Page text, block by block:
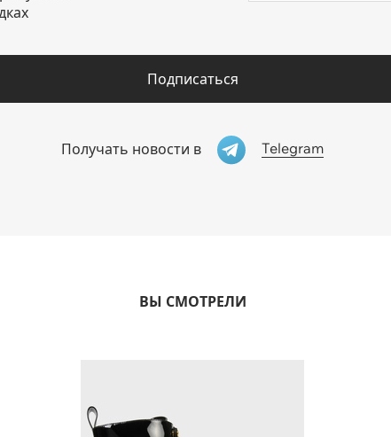
Подписаться
Получать новости в Telegram
ВЫ СМОТРЕЛИ